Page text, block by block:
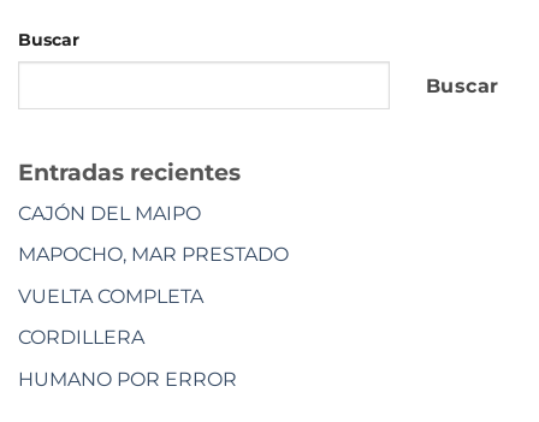
Buscar
Buscar
Entradas recientes
CAJÓN DEL MAIPO
MAPOCHO, MAR PRESTADO
VUELTA COMPLETA
CORDILLERA
HUMANO POR ERROR